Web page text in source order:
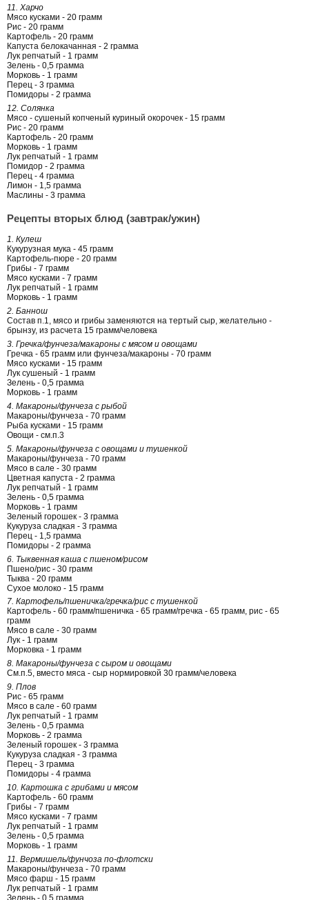
11. Харчо
Мясо кусками - 20 грамм
Рис - 20 грамм
Картофель - 20 грамм
Капуста белокачанная - 2 грамма
Лук репчатый - 1 грамм
Зелень - 0,5 грамма
Морковь - 1 грамм
Перец - 3 грамма
Помидоры - 2 грамма
12. Солянка
Мясо - сушеный копченый куриный окорочек - 15 грамм
Рис - 20 грамм
Картофель - 20 грамм
Морковь - 1 грамм
Лук репчатый - 1 грамм
Помидор - 2 грамма
Перец - 4 грамма
Лимон - 1,5 грамма
Маслины - 3 грамма
Рецепты вторых блюд (завтрак/ужин)
1. Кулеш
Кукурузная мука - 45 грамм
Картофель-пюре - 20 грамм
Грибы - 7 грамм
Мясо кусками - 7 грамм
Лук репчатый - 1 грамм
Морковь - 1 грамм
2. Баннош
Состав п.1, мясо и грибы заменяются на тертый сыр, желательно -
брынзу, из расчета 15 грамм/человека
3. Гречка/фунчеза/макароны с мясом и овощами
Гречка - 65 грамм или фунчеза/макароны - 70 грамм
Мясо кусками - 15 грамм
Лук сушеный - 1 грамм
Зелень - 0,5 грамма
Морковь - 1 грамм
4. Макароны/фунчеза с рыбой
Макароны/фунчеза - 70 грамм
Рыба кусками - 15 грамм
Овощи - см.п.3
5. Макароны/фунчеза с овощами и тушенкой
Макароны/фунчеза - 70 грамм
Мясо в сале - 30 грамм
Цветная капуста - 2 грамма
Лук репчатый - 1 грамм
Зелень - 0,5 грамма
Морковь - 1 грамм
Зеленый горошек - 3 грамма
Кукуруза сладкая - 3 грамма
Перец - 1,5 грамма
Помидоры - 2 грамма
6. Тыквенная каша с пшеном/рисом
Пшено/рис - 30 грамм
Тыква - 20 грамм
Сухое молоко - 15 грамм
7. Картофель/пшеничка/гречка/рис с тушенкой
Картофель - 60 грамм/пшеничка - 65 грамм/гречка - 65 грамм, рис - 65
грамм
Мясо в сале - 30 грамм
Лук - 1 грамм
Морковка - 1 грамм
8. Макароны/фунчеза с сыром и овощами
См.п.5, вместо мяса - сыр нормировкой 30 грамм/человека
9. Плов
Рис - 65 грамм
Мясо в сале - 60 грамм
Лук репчатый - 1 грамм
Зелень - 0,5 грамма
Морковь - 2 грамма
Зеленый горошек - 3 грамма
Кукуруза сладкая - 3 грамма
Перец - 3 грамма
Помидоры - 4 грамма
10. Картошка с грибами и мясом
Картофель - 60 грамм
Грибы - 7 грамм
Мясо кусками - 7 грамм
Лук репчатый - 1 грамм
Зелень - 0,5 грамма
Морковь - 1 грамм
11. Вермишель/фунчоза по-флотски
Макароны/фунчеза - 70 грамм
Мясо фарш - 15 грамм
Лук репчатый - 1 грамм